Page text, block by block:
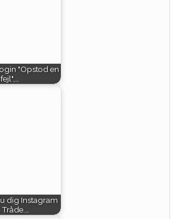
"Opstod en
dig Instagram